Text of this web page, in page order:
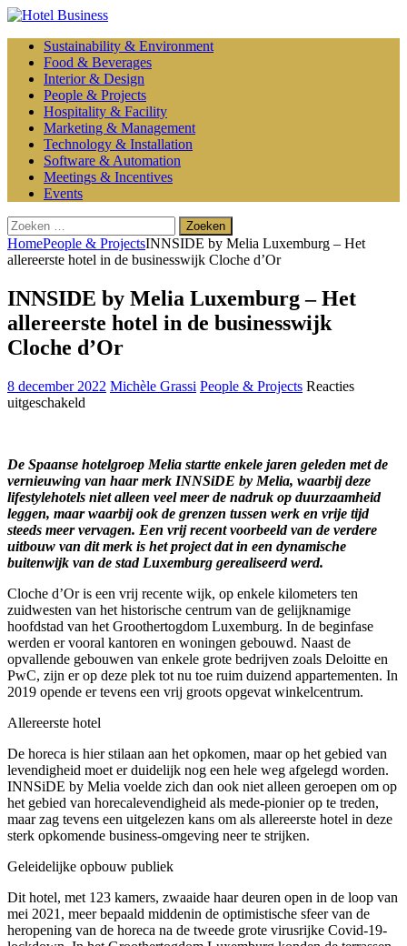
Sustainability & Environment
Food & Beverages
Interior & Design
People & Projects
Hospitality & Facility
Marketing & Management
Technology & Installation
Software & Automation
Meetings & Incentives
Events
Zoeken
naar:
HomePeople & ProjectsINNSIDE by Melia Luxemburg – Het
allereerste hotel in de businesswijk Cloche d’Or
INNSIDE by Melia Luxemburg – Het
allereerste hotel in de businesswijk
Cloche d’Or
8 december 2022 Michèle Grassi People & Projects Reacties
uitgeschakeld
Luxemburg
–
Het
allereerste
hotel
in
de
Cloche
d’Or
De Spaanse hotelgroep Melia startte enkele jaren geleden met de
vernieuwing van haar merk INNSiDE by Melia, waarbij deze
lifestylehotels niet alleen veel meer de nadruk op duurzaamheid
leggen, maar waarbij ook de grenzen tussen werk en vrije tijd
steeds meer vervagen. Een vrij recent voorbeeld van de verdere
uitbouw van dit merk is het project dat in een dynamische
buitenwijk van de stad Luxemburg gerealiseerd werd.
Cloche d’Or is een vrij recente wijk, op enkele kilometers ten
zuidwesten van het historische centrum van de gelijknamige
hoofdstad van het Groothertogdom Luxemburg. In de beginfase
werden er vooral kantoren en woningen gebouwd. Naast de
opvallende gebouwen van enkele grote bedrijven zoals Deloitte en
PwC, zijn er op deze plek tot nu toe ruim duizend appartementen. In
2019 opende er tevens een vrij groots opgevat winkelcentrum.
Allereerste hotel
De horeca is hier stilaan aan het opkomen, maar op het gebied van
levendigheid moet er duidelijk nog een hele weg afgelegd worden.
INNSiDE by Melia voelde zich dan ook niet alleen geroepen om op
het gebied van horecalevendigheid als mede-pionier op te treden,
maar zag tevens een uitgelezen kans om als allereerste hotel in deze
sterk opkomende business-omgeving neer te strijken.
Geleidelijke opbouw publiek
Dit hotel, met 123 kamers, zwaaide haar deuren open in de loop van
mei 2021, meer bepaald middenin de optimistische sfeer van de
heropening van de horeca na de tweede grote virusrijke Covid-19-